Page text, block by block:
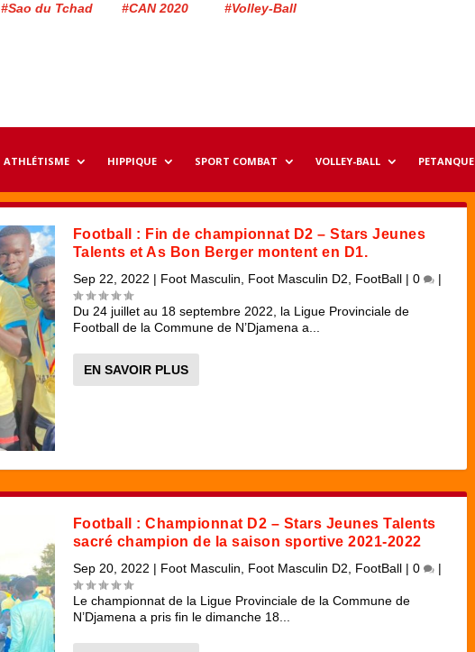
#Sao du Tchad #CAN 2020 #Volley-Ball
ATHLÉTISME HIPPIQUE SPORT COMBAT VOLLEY-BALL PETANQUE
Football : Fin de championnat D2 – Stars Jeunes
Talents et As Bon Berger montent en D1.
Sep 22, 2022 | Foot Masculin Foot Masculin D2 FootBall| 0 |
Du 24 juillet au 18 septembre 2022, la Ligue Provinciale de
Football de la Commune de N’Djamena a...
EN SAVOIR PLUS
Football : Championnat D2 – Stars Jeunes Talents
sacré champion de la saison sportive 2021-2022
Sep 20, 2022 | Foot Masculin, Foot Masculin D2, FootBall| 0 |
Le championnat de la Ligue Provinciale de la Commune de
N’Djamena a pris fin le dimanche 18...